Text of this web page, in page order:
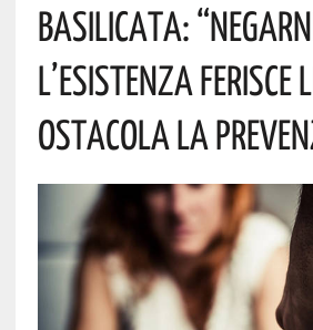
Basilicata:
L’esistenza Ferisce
Ostacola La